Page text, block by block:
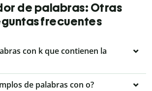
de palabras: Otras
frecuentes
con k que contienen la
de palabras con o?